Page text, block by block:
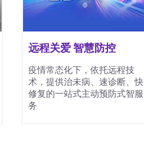
远程关爱 智慧防控
疫情常态化下，依托远程技
术，提供治未病、速诊断、快
修复的一站式主动预防式智服
务